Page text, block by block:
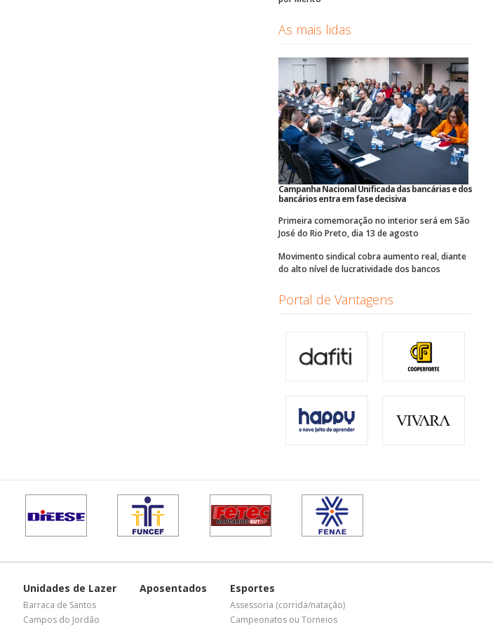
As mais lidas
Campanha Nacional Unificada das bancárias e dos
bancários entra em fase decisiva
Primeira comemoração no interior será em São
José do Rio Preto, dia 13 de agosto
Movimento sindical cobra aumento real, diante
do alto nível de lucratividade dos bancos
Portal de Vantagens
Unidades de Lazer
Barraca de Santos
Campos do Jordão
Aposentados Esportes
Assessoria (corrida/natação)
Campeonatos ou Torneios